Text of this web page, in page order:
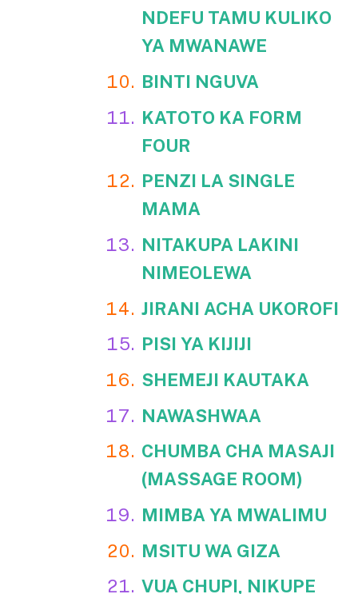
NDEFU TAMU KULIKO
YA MWANAWE
BINTI NGUVA
KATOTO KA FORM
FOUR
PENZI LA SINGLE
MAMA
NITAKUPA LAKINI
NIMEOLEWA
JIRANI ACHA UKOROFI
PISI YA KIJIJI
SHEMEJI KAUTAKA
NAWASHWAA
CHUMBA CHA MASAJI
(MASSAGE ROOM)
MIMBA YA MWALIMU
MSITU WA GIZA
VUA CHUPI, NIKUPE